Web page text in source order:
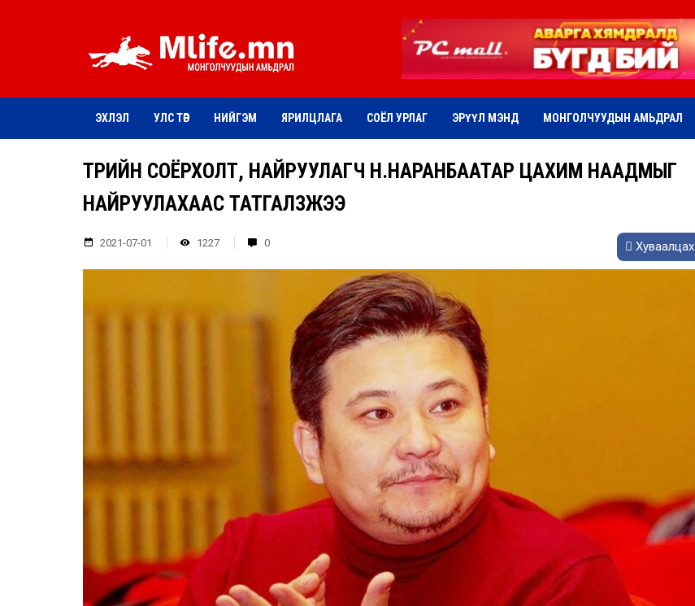
ЭХЛЭЛ УЛС ТӨР НИЙГЭМ ЯРИЛЦЛАГА СОЁЛ УРЛАГ ЭРҮҮЛ МЭНД МОНГОЛЧУУДЫН АМЬДРАЛ
ТӨРИЙН СОЁРХОЛТ, НАЙРУУЛАГЧ Н.НАРАНБААТАР ЦАХИМ НААДМЫГ
НАЙРУУЛАХААС ТАТГАЛЗЖЭЭ
2021-07-01 1227 0 Хуваалцах